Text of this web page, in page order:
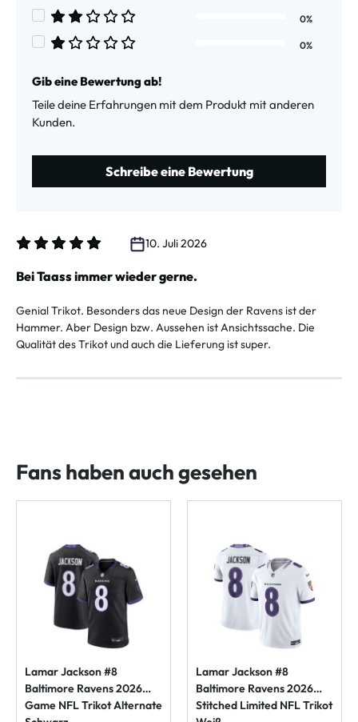
Durchschnittliche Bewertung von 3 von 5 Sternen
Durchschnittliche Bewertung von 2 von 5 Sternen
0%
0%
Gib eine Bewertung ab!
Teile deine Erfahrungen mit dem Produkt mit anderen
Kunden.
Schreibe eine Bewertung
10. Juli 2026
Bei Taass immer wieder gerne.
Genial Trikot. Besonders das neue Design der Ravens ist der
Hammer. Aber Design bzw. Aussehen ist Ansichtssache. Die
Qualität des Trikot und auch die Lieferung ist super.
Fans haben auch gesehen
Lamar Jackson #8
Baltimore Ravens 2026
Game NFL Trikot Alternate
Lamar Jackson #8
Baltimore Ravens 2026
Stitched Limited NFL Trikot